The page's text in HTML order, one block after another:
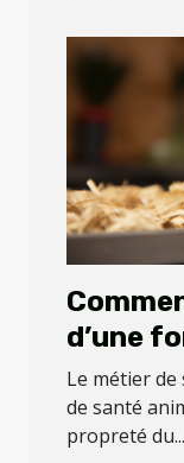
d’une
animale ?
Le métier
de santé
propreté du...